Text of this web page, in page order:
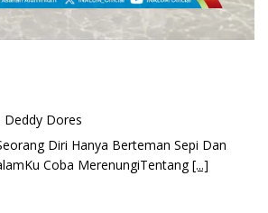
Deddy Dores
Diri Hanya Berteman Sepi Dan
Coba MerenungiTentang[...]